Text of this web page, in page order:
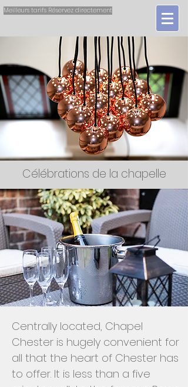
Meilleurs tarifs Réservez directement
Célébrations de la chapelle
Centrally located, Chapel
Chester is hugely convenient for
all that the heart of Chester has
to offer. It is less than a five